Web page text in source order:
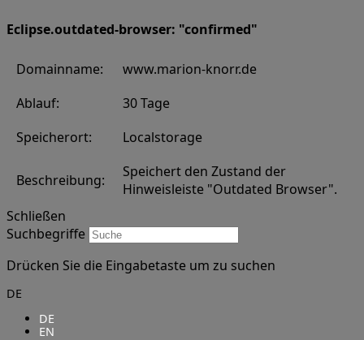
Eclipse.outdated-browser: "confirmed"
Domainname:
www.marion-knorr.de
Ablauf:
30 Tage
Speicherort:
Localstorage
Beschreibung:
Speichert den Zustand der
Hinweisleiste "Outdated Browser".
Schließen
Suchbegriffe
Drücken Sie die Eingabetaste um zu suchen
DE
DE
EN